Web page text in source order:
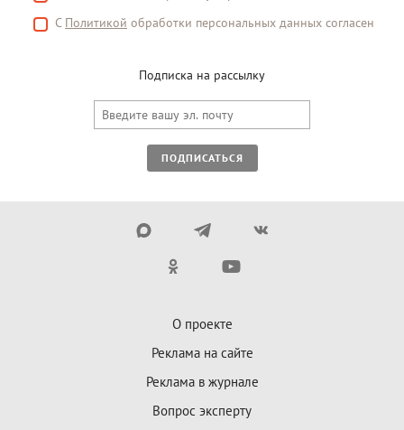
С Политикой обработки персональных данных согласен
Подписка на рассылку
ПОДПИСАТЬСЯ
О проекте
Реклама на сайте
Реклама в журнале
Вопрос эксперту